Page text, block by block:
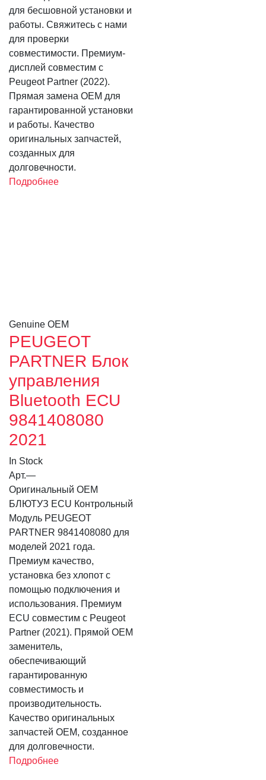
для бесшовной установки и
работы. Свяжитесь с нами
для проверки
совместимости. Премиум-
дисплей совместим с
Peugeot Partner (2022).
Прямая замена OEM для
гарантированной установки
и работы. Качество
оригинальных запчастей,
созданных для
долговечности.
Подробнее
Genuine OEM
PEUGEOT
PARTNER Блок
управления
Bluetooth ECU
9841408080
2021
In Stock
Арт.—
Оригинальный OEM
БЛЮТУЗ ECU Контрольный
Модуль PEUGEOT
PARTNER 9841408080 для
моделей 2021 года.
Премиум качество,
установка без хлопот с
помощью подключения и
использования. Премиум
ECU совместим с Peugeot
Partner (2021). Прямой OEM
заменитель,
обеспечивающий
гарантированную
совместимость и
производительность.
Качество оригинальных
запчастей OEM, созданное
для долговечности.
Подробнее